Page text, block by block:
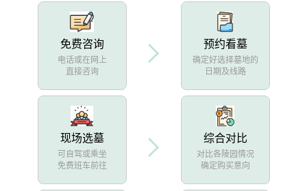
免费咨询
电话或在网上
直接咨询
预约看墓
确定好选择墓地的
日期及线路
现场选墓
可自驾或乘坐
免费班车前往
综合对比
对比各陵园情况
确定购买意向